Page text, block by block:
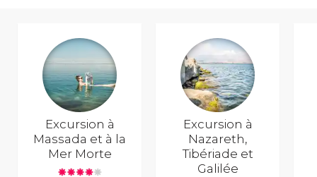
Excursion à
Massada et à la
Mer Morte
Excursion à
Nazareth,
Tibériade et
Galilée